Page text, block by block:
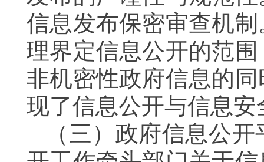
信息发布保密审查机
理界定信息公开的范
非机密性政府信息的
现了信息公开与信息
（三）政府信息公